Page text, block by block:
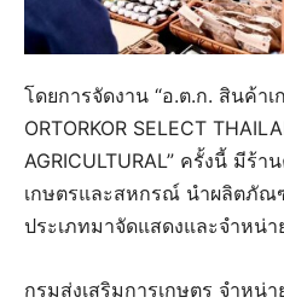
โดยการจัดงาน “อ.ต.ก. สินค้า
ORTORKOR SELECT
AGRICULTURAL” ครั้งนี้ มีร้
เกษตรและสหกรณ์ นำผลิตภั
ประเภทมาจัดแสดงและจำหน่
กรมส่งเสริมการเกษตร จำห